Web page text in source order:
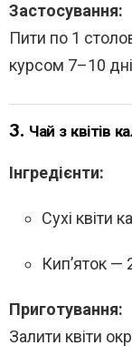
Застосування:
Пити по 1
курсом 7–10
3. Чай з квітів
Інгредієнти:
Сухі квіти
Кип’яток —
Приготування:
Залити квіти